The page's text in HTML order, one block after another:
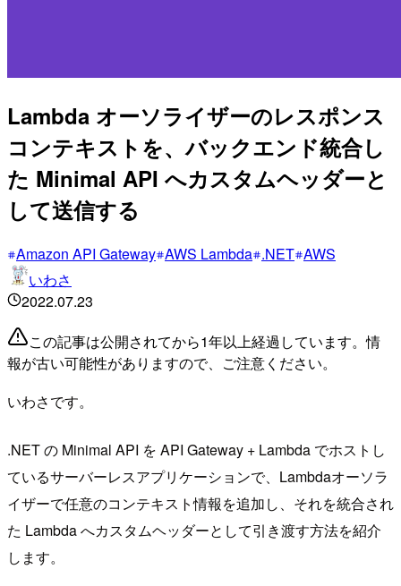
Lambda オーソライザーのレスポンス
コンテキストを、バックエンド統合し
た Minimal API へカスタムヘッダーと
して送信する
Amazon API Gateway AWS Lambda .NET AWS
いわさ
2022.07.23
この記事は公開されてから1年以上経過しています。情
報が古い可能性がありますので、ご注意ください。
いわさです。
.NET の Minimal API を API Gateway + Lambda でホストし
ているサーバーレスアプリケーションで、Lambdaオーソラ
イザーで任意のコンテキスト情報を追加し、それを統合され
た Lambda へカスタムヘッダーとして引き渡す方法を紹介
します。